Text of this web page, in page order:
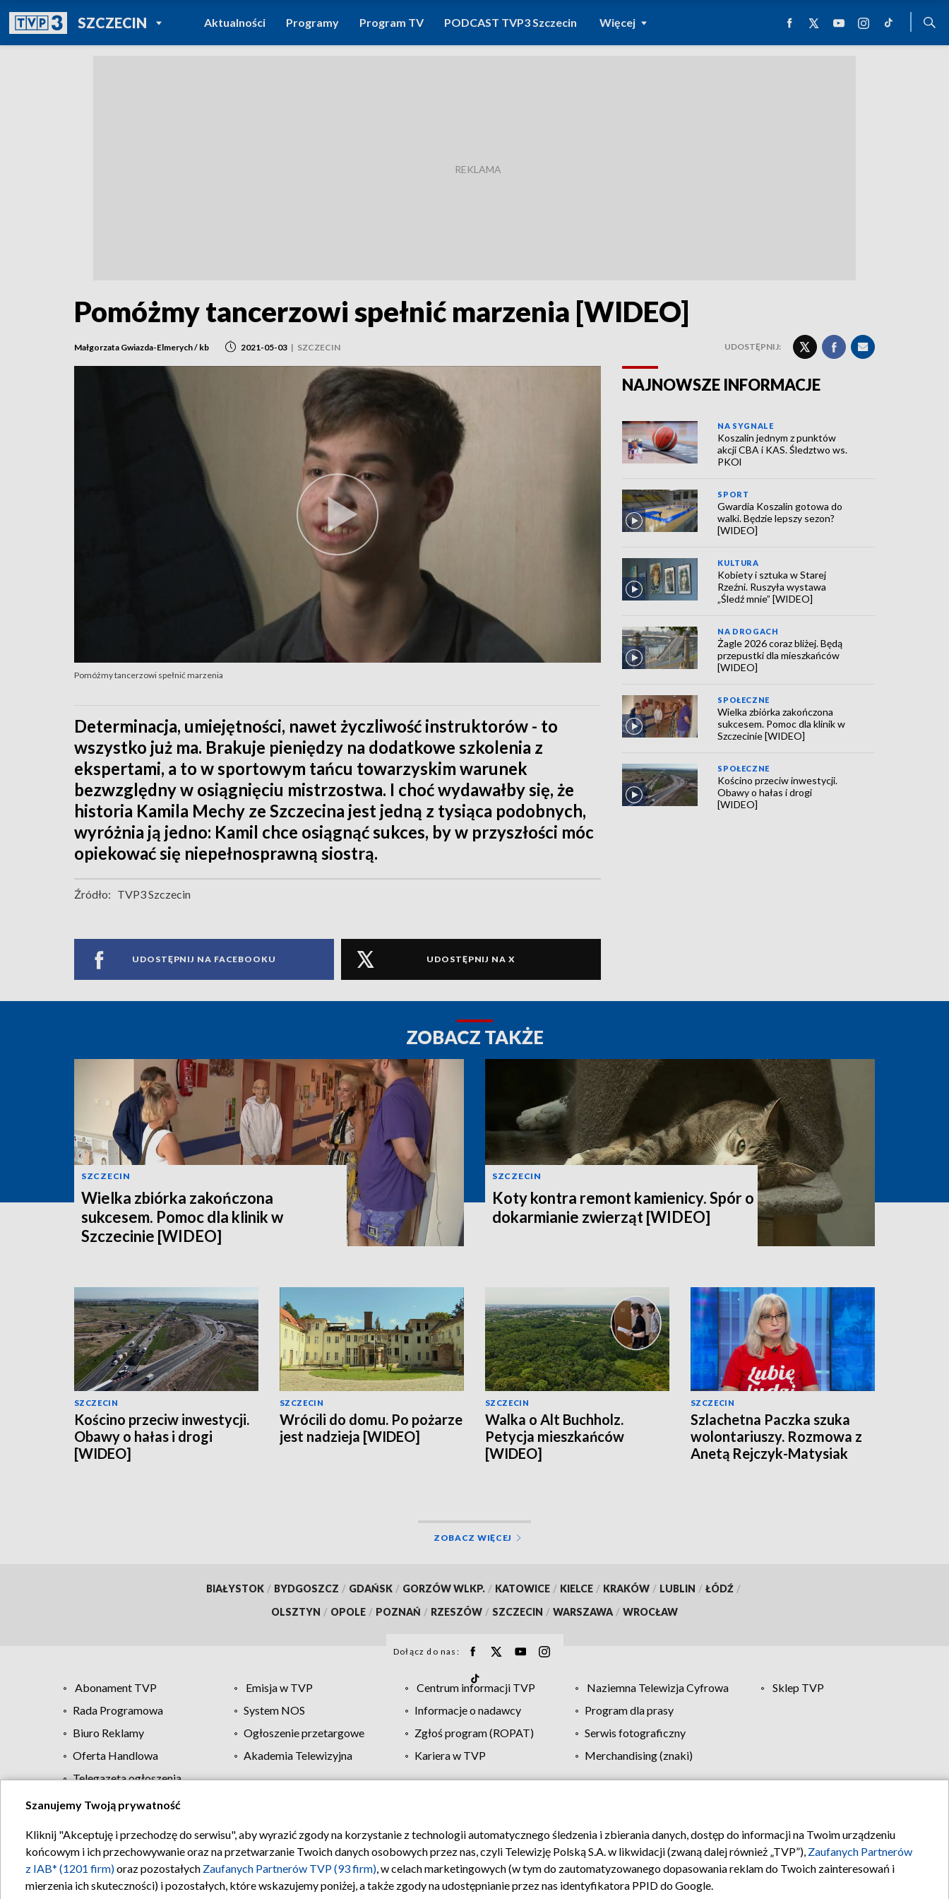
SZCZECINPOWRÓT DO
TVP REGIONY
Aktualności Programy Program TV PODCAST TVP3 Szczecin Więcej
Pomóżmy tancerzowi spełnić marzenia [WIDEO]
Małgorzata Gwiazda-Elmerych / kb 2021-05-03 | SZCZECIN UDOSTĘPNIJ:
Pomóżmy tancerzowi spełnić marzenia
Determinacja, umiejętności, nawet życzliwość instruktorów - to
wszystko już ma. Brakuje pieniędzy na dodatkowe szkolenia z
ekspertami, a to w sportowym tańcu towarzyskim warunek
bezwzględny w osiągnięciu mistrzostwa. I choć wydawałby się, że
historia Kamila Mechy ze Szczecina jest jedną z tysiąca podobnych,
wyróżnia ją jedno: Kamil chce osiągnąć sukces, by w przyszłości móc
opiekować się niepełnosprawną siostrą.
Źródło: TVP3 Szczecin
UDOSTĘPNIJ NA FACEBOOKU UDOSTĘPNIJ NA X
NAJNOWSZE INFORMACJE
NA SYGNALE
Koszalin jednym z punktów
akcji CBA i KAS. Śledztwo ws.
PKOl
SPORT
Gwardia Koszalin gotowa do
walki. Będzie lepszy sezon?
[WIDEO]
KULTURA
Kobiety i sztuka w Starej
Rzeźni. Ruszyła wystawa
„Śledź mnie” [WIDEO]
NA DROGACH
Żagle 2026 coraz bliżej. Będą
przepustki dla mieszkańców
[WIDEO]
SPOŁECZNE
Wielka zbiórka zakończona
sukcesem. Pomoc dla klinik w
Szczecinie [WIDEO]
SPOŁECZNE
Kościno przeciw inwestycji.
Obawy o hałas i drogi
[WIDEO]
ZOBACZ TAKŻE
SZCZECIN
Wielka zbiórka zakończona
sukcesem. Pomoc dla klinik w
Szczecinie [WIDEO]
SZCZECIN
Koty kontra remont kamienicy. Spór o
dokarmianie zwierząt [WIDEO]
SZCZECIN
Kościno przeciw inwestycji.
Obawy o hałas i drogi
[WIDEO]
SZCZECIN
Wrócili do domu. Po pożarze
jest nadzieja [WIDEO]
SZCZECIN
Walka o Alt Buchholz.
Petycja mieszkańców
[WIDEO]
SZCZECIN
Szlachetna Paczka szuka
wolontariuszy. Rozmowa z
Anetą Rejczyk-Matysiak
ZOBACZ WIĘCEJ
BIAŁYSTOK / BYDGOSZCZ / GDAŃSK / GORZÓW WLKP. / KATOWICE / KIELCE / KRAKÓW / LUBLIN / ŁÓDŹ /
OLSZTYN / OPOLE / POZNAŃ / RZESZÓW / SZCZECIN / WARSZAWA / WROCŁAW
Dołącz do nas:
Abonament TVP Emisja w TVP Centrum informacji TVP Naziemna Telewizja Cyfrowa
Sklep TVP
Rada Programowa
System NOS Informacje o nadawcy
Program dla prasy
Biuro Reklamy
Ogłoszenie przetargowe Zgłoś program (ROPAT)
Serwis fotograficzny
Oferta Handlowa
Akademia Telewizyjna Kariera w TVP
Merchandising (znaki)
Telegazeta ogłoszenia
Regulamin TVP Polityka prywatności Moje zgody Pomoc Biuro reklamy Kontakt
Szanujemy Twoją prywatność
Kliknij "Akceptuję i przechodzę do serwisu", aby wyrazić zgody na korzystanie z technologii automatycznego śledzenia i zbierania danych, dostęp do informacji na Twoim urządzeniu
końcowym i ich przechowywanie oraz na przetwarzanie Twoich danych osobowych przez nas, czyli Telewizję Polską S.A. w likwidacji (zwaną dalej również „TVP”), Zaufanych Partnerów
z IAB* (1201 firm)oraz pozostałych Zaufanych Partnerów TVP (93 firm), w celach marketingowych (w tym do zautomatyzowanego dopasowania reklam do Twoich zainteresowań i
mierzenia ich skuteczności) i pozostałych, które wskazujemy poniżej, a także zgody na udostępnianie przez nas identyfikatora PPID do Google.